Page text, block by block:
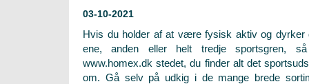
03-10-2021
Hvis du holder af at være fysisk aktiv og dyrker
ene, anden eller helt tredje sportsgren,
www.homex.dk stedet, du finder alt det
om. Gå selv på udkig i de mange brede